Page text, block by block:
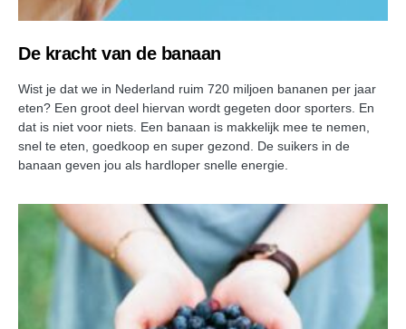
De kracht van de banaan
Wist je dat we in Nederland ruim 720 miljoen bananen per jaar
eten? Een groot deel hiervan wordt gegeten door sporters. En
dat is niet voor niets. Een banaan is makkelijk mee te nemen,
snel te eten, goedkoop en super gezond. De suikers in de
banaan geven jou als hardloper snelle energie.